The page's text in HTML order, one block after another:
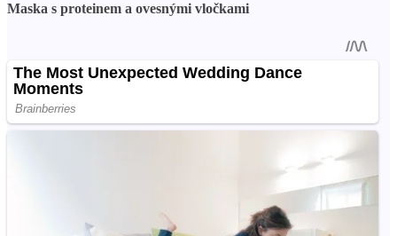
Maska s proteinem a ovesnými vločkami